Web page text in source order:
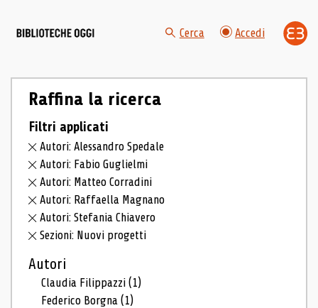
Cerca Accedi
Raffina la ricerca
Filtri applicati
Autori: Alessandro Spedale
Autori: Fabio Guglielmi
Autori: Matteo Corradini
Autori: Raffaella Magnano
Autori: Stefania Chiavero
Sezioni: Nuovi progetti
Autori
Claudia Filippazzi(1)
Federico Borgna(1)